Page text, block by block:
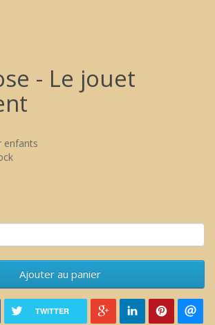
- Le jouet
enfants
Ajouter au panier
TWITTER